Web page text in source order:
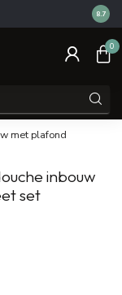
14
8.7
0
met plafond
inbouw
set